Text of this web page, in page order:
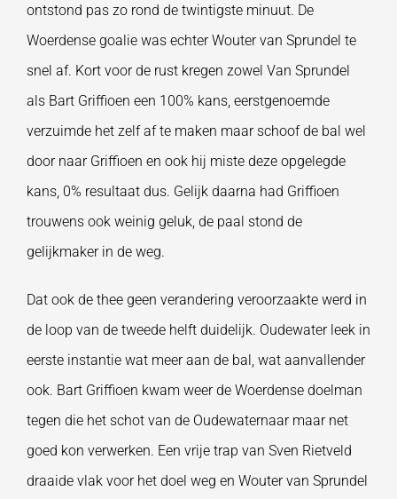
ontstond pas zo rond de twintigste minuut. De
Woerdense goalie was echter Wouter van Sprundel te
snel af. Kort voor de rust kregen zowel Van Sprundel
als Bart Griffioen een 100% kans, eerstgenoemde
verzuimde het zelf af te maken maar schoof de bal wel
door naar Griffioen en ook hij miste deze opgelegde
kans, 0% resultaat dus. Gelijk daarna had Griffioen
trouwens ook weinig geluk, de paal stond de
gelijkmaker in de weg.
Dat ook de thee geen verandering veroorzaakte werd in
de loop van de tweede helft duidelijk. Oudewater leek in
eerste instantie wat meer aan de bal, wat aanvallender
ook. Bart Griffioen kwam weer de Woerdense doelman
tegen die het schot van de Oudewaternaar maar net
goed kon verwerken. Een vrije trap van Sven Rietveld
draaide vlak voor het doel weg en Wouter van Sprundel